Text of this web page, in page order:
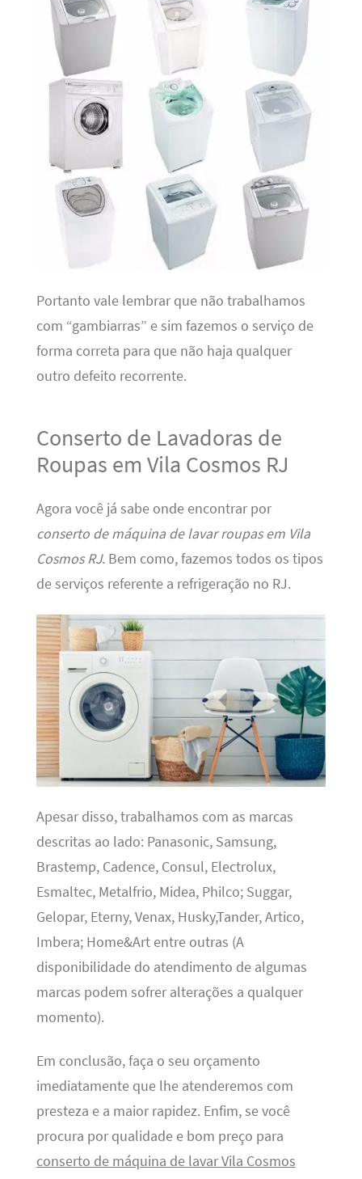
Portanto vale lembrar que não trabalhamos
com “gambiarras” e sim fazemos o serviço de
forma correta para que não haja qualquer
outro defeito recorrente.
Conserto de Lavadoras de
Roupas em Vila Cosmos RJ
Agora você já sabe onde encontrar por
conserto de máquina de lavar roupas em Vila
Cosmos RJ. Bem como, fazemos todos os tipos
de serviços referente a refrigeração no RJ.
Apesar disso, trabalhamos com as marcas
descritas ao lado: Panasonic, Samsung,
Brastemp, Cadence, Consul, Electrolux,
Esmaltec, Metalfrio, Midea, Philco; Suggar,
Gelopar, Eterny, Venax, Husky,Tander, Artico,
Imbera; Home&Art entre outras (A
disponibilidade do atendimento de algumas
marcas podem sofrer alterações a qualquer
momento).
Em conclusão, faça o seu orçamento
imediatamente que lhe atenderemos com
presteza e a maior rapidez. Enfim, se você
procura por qualidade e bom preço para
conserto de máquina de lavar Vila Cosmos